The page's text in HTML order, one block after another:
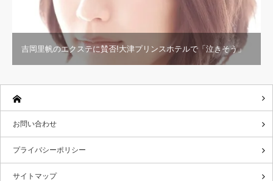
吉岡里帆のエクステに賛否!大津プリンスホテルで「泣きそう」
お問い合わせ
プライバシーポリシー
サイトマップ